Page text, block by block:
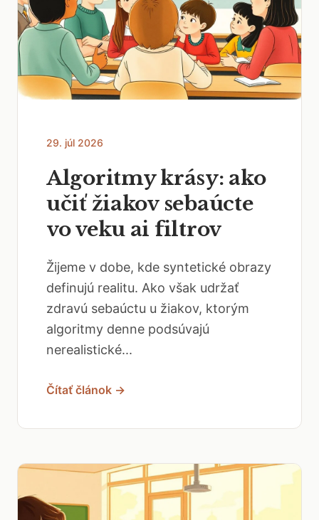
29. júl 2026
Algoritmy krásy: ako
učiť žiakov sebaúcte
vo veku ai filtrov
Žijeme v dobe, kde syntetické obrazy
definujú realitu. Ako však udržať
zdravú sebaúctu u žiakov, ktorým
algoritmy denne podsúvajú
nerealistické...
Čítať článok →